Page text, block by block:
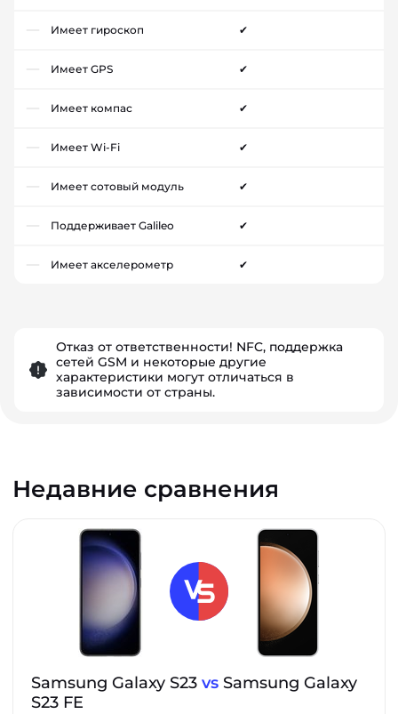
Имеет гироскоп ✔
Имеет GPS ✔
Имеет компас ✔
Имеет Wi-Fi ✔
Имеет сотовый модуль ✔
Поддерживает Galileo ✔
Имеет акселерометр ✔
Отказ от ответственности! NFC, поддержка
сетей GSM и некоторые другие
характеристики могут отличаться в
зависимости от страны.
Недавние сравнения
Samsung Galaxy S23 vs Samsung Galaxy
S23 FE